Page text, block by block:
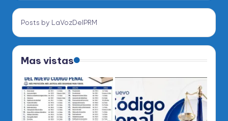
Posts by LaVozDelPRM
Mas vistas